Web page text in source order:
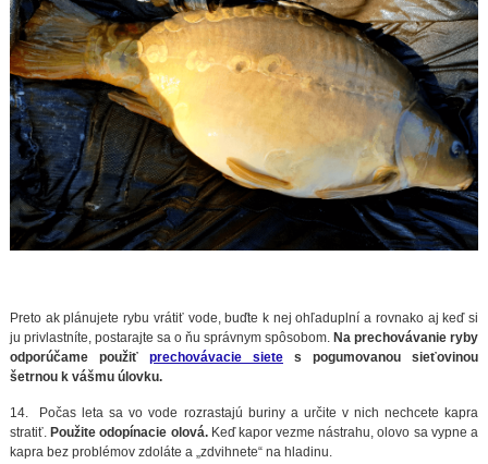
Preto ak plánujete rybu vrátiť vode, buďte k nej ohľaduplní a rovnako aj keď si
ju privlastníte, postarajte sa o ňu správnym spôsobom.Na prechovávanie ryby
odporúčame použiť prechovávacie siete s pogumovanou sieťovinou
šetrnou k vášmu úlovku.
14. Počas leta sa vo vode rozrastajú buriny a určite v nich nechcete kapra
stratiť.Použite odopínacie olová.Keď kapor vezme nástrahu, olovo sa vypne a
kapra bez problémov zdoláte a „zdvihnete“ na hladinu.